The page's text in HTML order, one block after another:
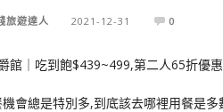
旅遊達人 2021-12-31 0
會總是特別多,到底該去哪裡用餐是